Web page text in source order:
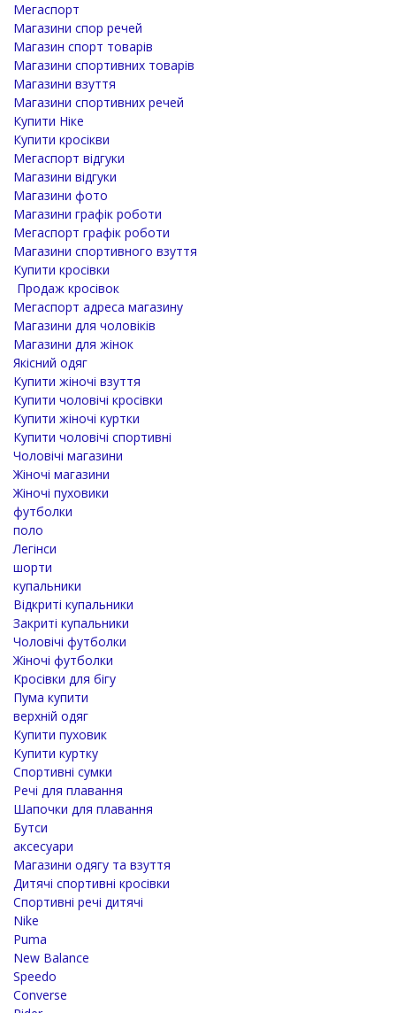
Мегаспорт
Магазини спор речей
Магазин спорт товарів
Магазини спортивних товарів
Магазини взуття
Магазини спортивних речей
Купити Ніке
Купити кросікви
Мегаспорт відгуки
Магазини відгуки
Магазини фото
Магазини графік роботи
Мегаспорт графік роботи
Магазини спортивного взуття
Купити кросівки
Продаж кросівок
Мегаспорт адреса магазину
Магазини для чоловіків
Магазини для жінок
Якісний одяг
Купити жіночі взуття
Купити чоловічі кросівки
Купити жіночі куртки
Купити чоловічі спортивні
Чоловічі магазини
Жіночі магазини
Жіночі пуховики
футболки
поло
Легінси
шорти
купальники
Відкриті купальники
Закриті купальники
Чоловічі футболки
Жіночі футболки
Кросівки для бігу
Пума купити
верхній одяг
Купити пуховик
Купити куртку
Спортивні сумки
Речі для плавання
Шапочки для плавання
Бутси
аксесуари
Магазини одягу та взуття
Дитячі спортивні кросівки
Спортивні речі дитячі
Nike
Puma
New Balance
Speedo
Converse